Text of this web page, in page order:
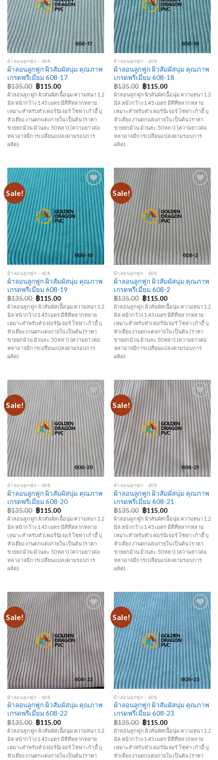
ผ้าลอนลูกฟูก - 608
ผ้าลอนลูกฟูก ผิวสัมผัสนุ่ม คุณภาพ
เกรดพรีเมี่ยม 608-17
฿135.00 ฿115.00
ผ้าลอนลูกฟูก ผิวสัมผัสเนื้อนุ่ม ความหนา 1.2
มิล หน้ากว้าง 1.45 เมตร มีสีที่หลากหลาย
เหมาะสำหรับทำเฟอร์นิเจอร์ โซฟา เก้าอี้ บุ
หัวเตียง งานตกแต่งภายใน เป็นต้น (ราคา
ขายยกม้วน ม้วนละ 50 หลา) (ความยาวต่อ
หลาอาจมีการเปลี่ยนแปลงตามรอบการ
ผลิต)
ผ้าลอนลูกฟูก - 608
ผ้าลอนลูกฟูก ผิวสัมผัสนุ่ม คุณภาพ
เกรดพรีเมี่ยม 608-18
฿135.00 ฿115.00
ผ้าลอนลูกฟูก ผิวสัมผัสเนื้อนุ่ม ความหนา 1.2
มิล หน้ากว้าง 1.45 เมตร มีสีที่หลากหลาย
เหมาะสำหรับทำเฟอร์นิเจอร์ โซฟา เก้าอี้ บุ
หัวเตียง งานตกแต่งภายใน เป็นต้น (ราคา
ขายยกม้วน ม้วนละ 50 หลา) (ความยาวต่อ
หลาอาจมีการเปลี่ยนแปลงตามรอบการ
ผลิต)
Sale!
Add to
Wishlist
ผ้าลอนลูกฟูก - 608
ผ้าลอนลูกฟูก ผิวสัมผัสนุ่ม คุณภาพ
เกรดพรีเมี่ยม 608-19
฿135.00 ฿115.00
ผ้าลอนลูกฟูก ผิวสัมผัสเนื้อนุ่ม ความหนา 1.2
มิล หน้ากว้าง 1.45 เมตร มีสีที่หลากหลาย
เหมาะสำหรับทำเฟอร์นิเจอร์ โซฟา เก้าอี้ บุ
หัวเตียง งานตกแต่งภายใน เป็นต้น (ราคา
ขายยกม้วน ม้วนละ 50 หลา) (ความยาวต่อ
หลาอาจมีการเปลี่ยนแปลงตามรอบการ
ผลิต)
Sale!
Add to
Wishlist
ผ้าลอนลูกฟูก - 608
ผ้าลอนลูกฟูก ผิวสัมผัสนุ่ม คุณภาพ
เกรดพรีเมี่ยม 608-2
฿135.00 ฿115.00
ผ้าลอนลูกฟูก ผิวสัมผัสเนื้อนุ่ม ความหนา 1.2
มิล หน้ากว้าง 1.45 เมตร มีสีที่หลากหลาย
เหมาะสำหรับทำเฟอร์นิเจอร์ โซฟา เก้าอี้ บุ
หัวเตียง งานตกแต่งภายใน เป็นต้น (ราคา
ขายยกม้วน ม้วนละ 50 หลา) (ความยาวต่อ
หลาอาจมีการเปลี่ยนแปลงตามรอบการ
ผลิต)
Sale!
Add to
Wishlist
ผ้าลอนลูกฟูก - 608
ผ้าลอนลูกฟูก ผิวสัมผัสนุ่ม คุณภาพ
เกรดพรีเมี่ยม 608-20
฿135.00 ฿115.00
ผ้าลอนลูกฟูก ผิวสัมผัสเนื้อนุ่ม ความหนา 1.2
มิล หน้ากว้าง 1.45 เมตร มีสีที่หลากหลาย
เหมาะสำหรับทำเฟอร์นิเจอร์ โซฟา เก้าอี้ บุ
หัวเตียง งานตกแต่งภายใน เป็นต้น (ราคา
ขายยกม้วน ม้วนละ 50 หลา) (ความยาวต่อ
หลาอาจมีการเปลี่ยนแปลงตามรอบการ
ผลิต)
Sale!
Add to
Wishlist
ผ้าลอนลูกฟูก - 608
ผ้าลอนลูกฟูก ผิวสัมผัสนุ่ม คุณภาพ
เกรดพรีเมี่ยม 608-21
฿135.00 ฿115.00
ผ้าลอนลูกฟูก ผิวสัมผัสเนื้อนุ่ม ความหนา 1.2
มิล หน้ากว้าง 1.45 เมตร มีสีที่หลากหลาย
เหมาะสำหรับทำเฟอร์นิเจอร์ โซฟา เก้าอี้ บุ
หัวเตียง งานตกแต่งภายใน เป็นต้น (ราคา
ขายยกม้วน ม้วนละ 50 หลา) (ความยาวต่อ
หลาอาจมีการเปลี่ยนแปลงตามรอบการ
ผลิต)
Sale!
Add to
Wishlist
ผ้าลอนลูกฟูก - 608
ผ้าลอนลูกฟูก ผิวสัมผัสนุ่ม คุณภาพ
เกรดพรีเมี่ยม 608-22
฿135.00 ฿115.00
ผ้าลอนลูกฟูก ผิวสัมผัสเนื้อนุ่ม ความหนา 1.2
มิล หน้ากว้าง 1.45 เมตร มีสีที่หลากหลาย
เหมาะสำหรับทำเฟอร์นิเจอร์ โซฟา เก้าอี้ บุ
หัวเตียง งานตกแต่งภายใน เป็นต้น (ราคา
Sale!
Add to
Wishlist
ผ้าลอนลูกฟูก - 608
ผ้าลอนลูกฟูก ผิวสัมผัสนุ่ม คุณภาพ
เกรดพรีเมี่ยม 608-23
฿135.00 ฿115.00
ผ้าลอนลูกฟูก ผิวสัมผัสเนื้อนุ่ม ความหนา 1.2
มิล หน้ากว้าง 1.45 เมตร มีสีที่หลากหลาย
เหมาะสำหรับทำเฟอร์นิเจอร์ โซฟา เก้าอี้ บุ
หัวเตียง งานตกแต่งภายใน เป็นต้น (ราคา